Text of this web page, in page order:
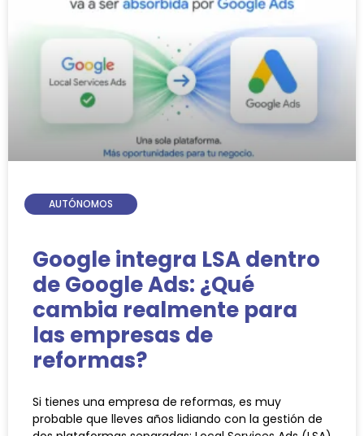
AUTÓNOMOS
Google integra LSA dentro
de Google Ads: ¿Qué
cambia realmente para
las empresas de
reformas?
Si tienes una empresa de reformas, es muy
probable que lleves años lidiando con la gestión de